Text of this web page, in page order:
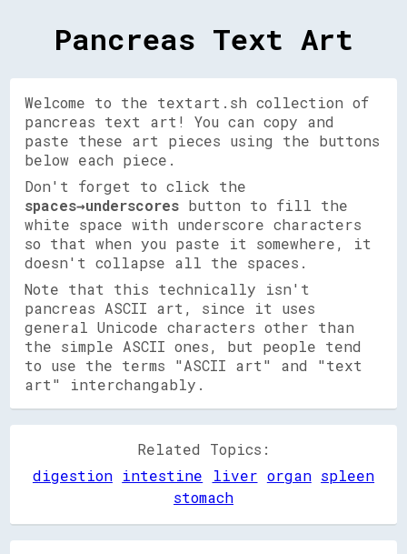
Pancreas Text Art
Welcome to the textart.sh collection of
pancreas text art! You can copy and
paste these art pieces using the buttons
below each piece.
Don't forget to click the
spaces→underscores button to fill the
white space with underscore characters
so that when you paste it somewhere, it
doesn't collapse all the spaces.
Note that this technically isn't
pancreas ASCII art, since it uses
general Unicode characters other than
the simple ASCII ones, but people tend
to use the terms "ASCII art" and "text
art" interchangably.
Related Topics:
digestion intestine liver organ spleen
stomach